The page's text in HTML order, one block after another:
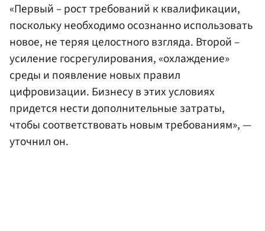
«Первый – рост требований к квалификации,
поскольку необходимо осознанно использовать
новое, не теряя целостного взгляда. Второй –
усиление госрегулирования, «охлаждение»
среды и появление новых правил
цифровизации. Бизнесу в этих условиях
придется нести дополнительные затраты,
чтобы соответствовать новым требованиям», —
уточнил он.